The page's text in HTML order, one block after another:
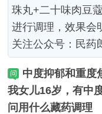
珠丸+二十味肉豆
进行调理，效果会
关注公众号：民药
中度抑郁和重度
我女儿16岁，有中
问用什么藏药调理